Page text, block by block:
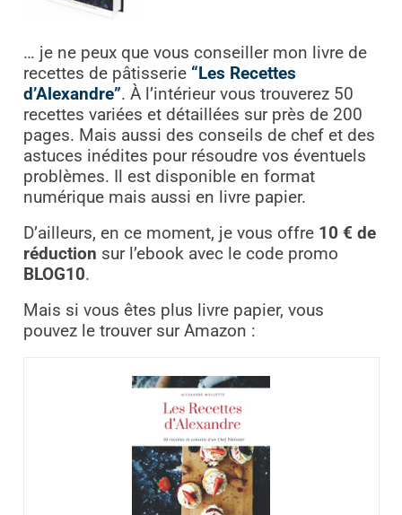
… je ne peux que vous conseiller mon livre de
recettes de pâtisserie “Les Recettes
d’Alexandre”. À l’intérieur vous trouverez 50
recettes variées et détaillées sur près de 200
pages. Mais aussi des conseils de chef et des
astuces inédites pour résoudre vos éventuels
problèmes. Il est disponible en format
numérique mais aussi en livre papier.
D’ailleurs, en ce moment, je vous offre 10 € de
réduction sur l’ebook avec le code promo
BLOG10.
Mais si vous êtes plus livre papier, vous
pouvez le trouver sur Amazon :